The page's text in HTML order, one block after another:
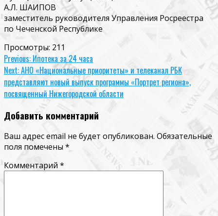
А.Л. ШАИПОВ
заместитель руководителя Управления Росреестра
по Чеченской Республике
Просмотры: 211
Continue
Reading
Previous: Ипотека за 24 часа
Next:АНО «Национальные приоритеты» и телеканал РБК
представляют новый выпуск программы «Портрет региона»,
посвященный Нижегородской области
Добавить комментарий
Ваш адрес email не будет опубликован. Обязательные
поля помечены *
Комментарий*